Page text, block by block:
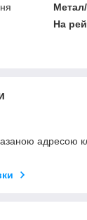
На
адресою